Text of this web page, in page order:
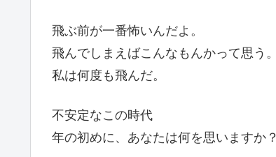
飛ぶ前が一番怖いんだよ。
飛んでしまえばこんなもんかって思う。
私は何度も飛んだ。
不安定なこの時代
年の初めに、あなたは何を思いますか？